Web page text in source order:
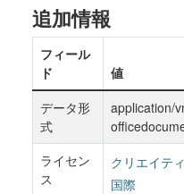
追加情報
フィール
ド
値
データ形
式
application/
ライセン
ス
クリエイテ
国際